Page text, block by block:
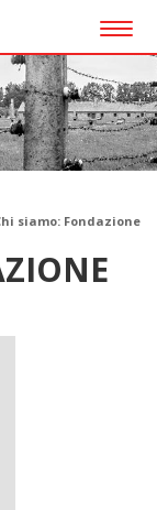
siamo: Fondazione